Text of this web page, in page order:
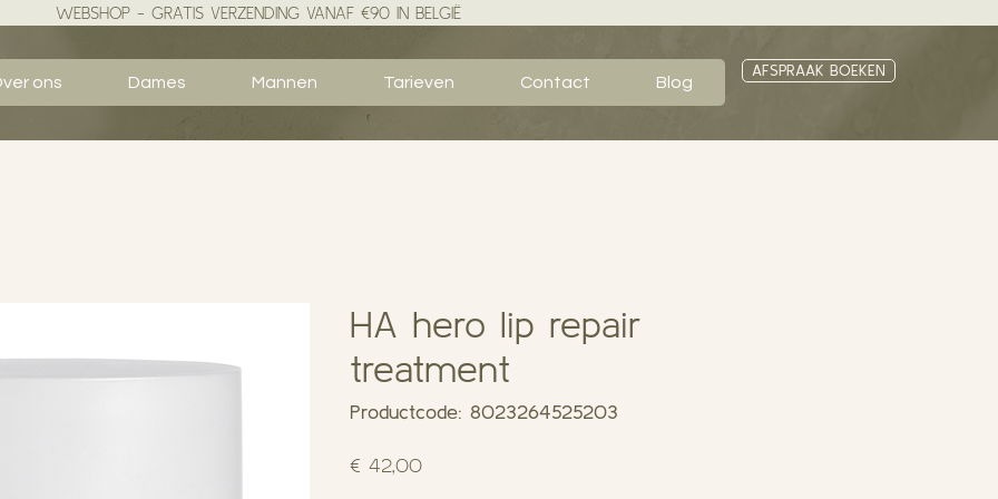
WEBSHOP - GRATIS VERZENDING VANAF €90 IN BELGIË
ons Dames Mannen Tarieven Contact Blog
AFSPRAAK BOEKEN
HA hero lip repair
treatment
Productcode: 8023264525203
€ 42,00Prijs